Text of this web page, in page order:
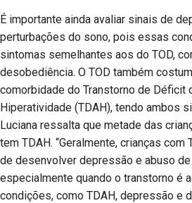
É importante ainda avaliar sinais de
perturbações do sono, pois essas
sintomas semelhantes aos do TOD,
desobediência. O TOD também
comorbidade do Transtorno de Déficit
Hiperatividade (TDAH), tendo ambos
Luciana ressalta que metade das
tem TDAH. “Geralmente, crianças
de desenvolver depressão e abuso
especialmente quando o transtorno é
condições, como TDAH, depressão e